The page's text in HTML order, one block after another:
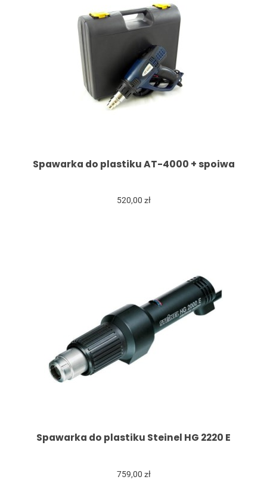
Spawarka do plastiku AT-4000 + spoiwa
520,00 zł
Spawarka do plastiku Steinel HG 2220 E
759,00 zł